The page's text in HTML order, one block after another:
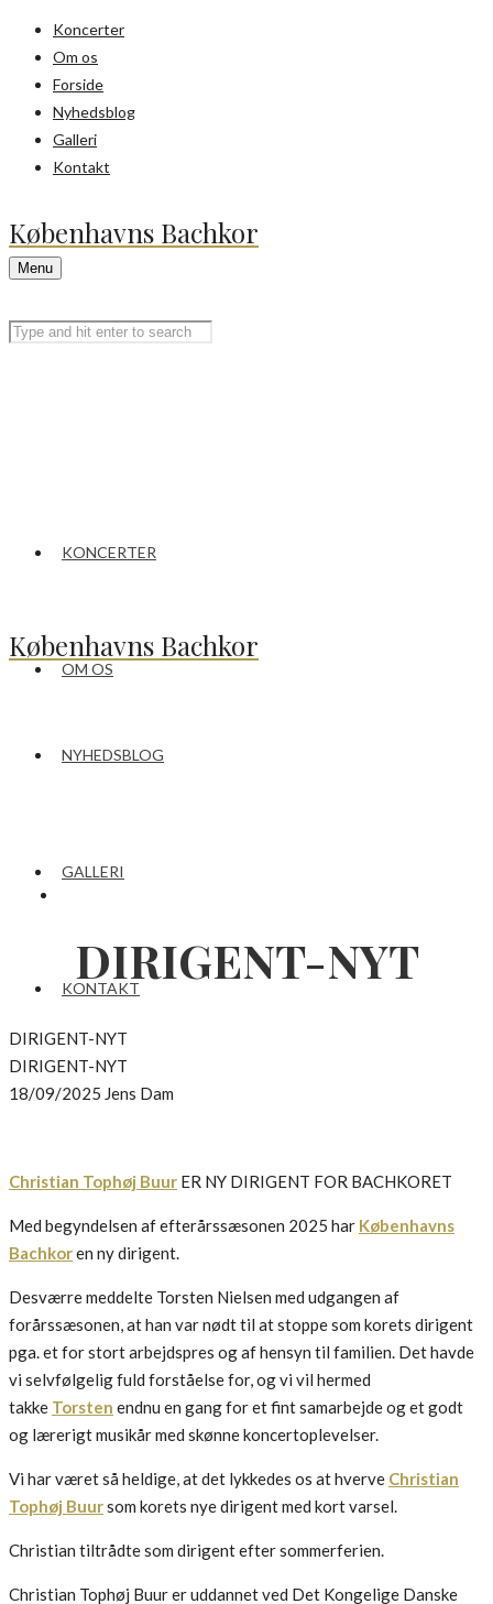
Koncerter
Om os
Forside
Nyhedsblog
Galleri
Kontakt
Københavns Bachkor
Menu
KONCERTER
OM OS
Københavns Bachkor
NYHEDSBLOG
GALLERI
KONTAKT
DIRIGENT-NYT
DIRIGENT-NYT
DIRIGENT-NYT
18/09/2025 Jens Dam
Christian Tophøj Buur ER NY DIRIGENT FOR BACHKORET
Med begyndelsen af efterårssæsonen 2025 har Københavns
Bachkoren ny dirigent.
Desværre meddelte Torsten Nielsen med udgangen af
forårssæsonen, at han var nødt til at stoppe som korets dirigent
pga. et for stort arbejdspres og af hensyn til familien. Det havde
vi selvfølgelig fuld forståelse for, og vi vil hermed
takke Torsten endnu en gang for et fint samarbejde og et godt
og lærerigt musikår med skønne koncertoplevelser.
Vi har været så heldige, at det lykkedes os at hverve Christian
Tophøj Buursom korets nye dirigent med kort varsel.
Christian tiltrådte som dirigent efter sommerferien.
Christian Tophøj Buur er uddannet ved Det Kongelige Danske